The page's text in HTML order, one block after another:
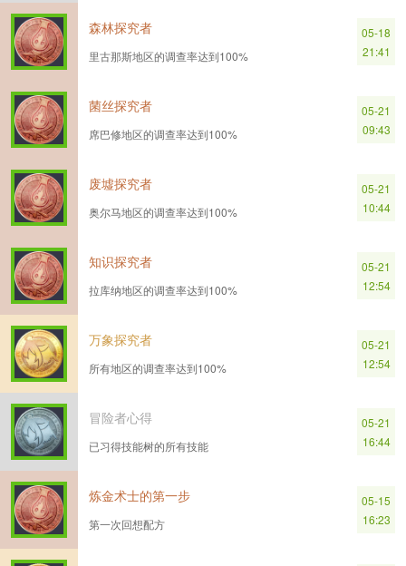
森林探究者
里古那斯地区的调查率达到100%
05-18
21:41
菌丝探究者
席巴修地区的调查率达到100%
05-21
09:43
废墟探究者
奥尔马地区的调查率达到100%
05-21
10:44
知识探究者
拉库纳地区的调查率达到100%
05-21
12:54
万象探究者
所有地区的调查率达到100%
05-21
12:54
冒险者心得
已习得技能树的所有技能
05-21
16:44
炼金术士的第一步
第一次回想配方
05-15
16:23